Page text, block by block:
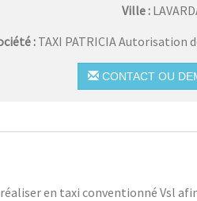
Ville :
: TAXI PATRICIA Autorisation
CONTACT OU
en taxi conventionné Vsl